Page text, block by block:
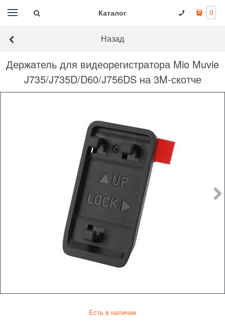
Каталог 0
Назад
Держатель для видеорегистратора Mio Muvie
J735/J735D/D60/J756DS на 3M-скотче
Есть в наличии